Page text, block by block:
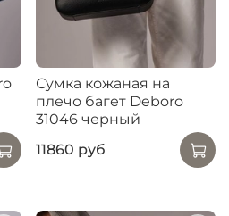
Сумка кожаная на
плечо багет Deboro
31046 черный
11860 руб